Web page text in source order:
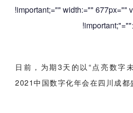
!important;="" width:="" 677px=""
日前，为期3天的以“点亮数字
2021中国数字化年会在四川成都